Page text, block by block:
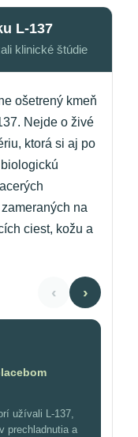
L-137
klinické štúdie
ošetrený kmeň
Nejde o živé
ktorá si aj po
na
ciest, kožu a
‹ ›
užívali L-137,
prechladnutia a